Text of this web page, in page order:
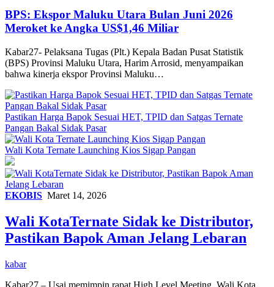
BPS: Ekspor Maluku Utara Bulan Juni 2026
Meroket ke Angka US$1,46 Miliar
Kabar27- Pelaksana Tugas (Plt.) Kepala Badan Pusat Statistik
(BPS) Provinsi Maluku Utara, Harim Arrosid, menyampaikan
bahwa kinerja ekspor Provinsi Maluku…
Pastikan Harga Bapok Sesuai HET, TPID dan Satgas Ternate
Pangan Bakal Sidak Pasar
Wali Kota Ternate Launching Kios Sigap Pangan
EKOBIS Maret 14, 2026
Wali KotaTernate Sidak ke Distributor,
Pastikan Bapok Aman Jelang Lebaran
kabar
Kabar27 – Usai memimpin rapat High Level Meeting, Wali Kota